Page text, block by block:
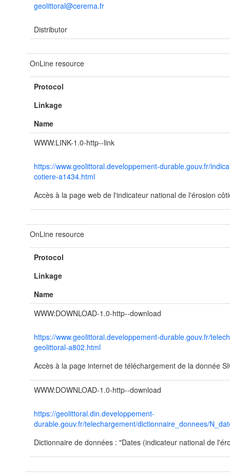
geolittoral@cerema.fr
Distributor
OnLine resource
Protocol
Linkage
Name
WWW:LINK-1.0-http--link
https://www.geolittoral.developpement-durable.gouv.fr/
cotiere-a1434.html
Accès à la page web de l'indicateur national de l'érosion
OnLine resource
Protocol
Linkage
Name
WWW:DOWNLOAD-1.0-http--download
https://www.geolittoral.developpement-durable.gouv.fr/
geolittoral-a802.html
Accès à la page internet de téléchargement de la donnée
WWW:DOWNLOAD-1.0-http--download
https://geolittoral.din.developpement-
durable.gouv.fr/telechargement/dictionnaire_donnees/
Dictionnaire de données : "Dates (indicateur national de